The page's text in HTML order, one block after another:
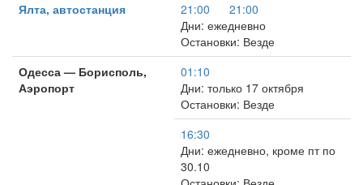
Ялта, автостанция
21:00
21:00
Дни: ежедневно
Остановки: Везде
Одесса — Борисполь,
Аэропорт
01:10
Дни: только 17 октября
Остановки: Везде
16:30
Дни: ежедневно, кроме пт по
30.10